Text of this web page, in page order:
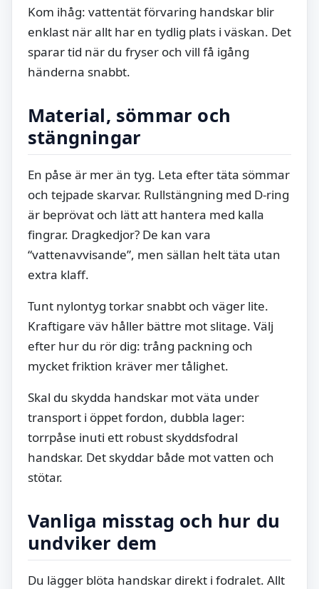
Kom ihåg: vattentät förvaring handskar blir
enklast när allt har en tydlig plats i väskan. Det
sparar tid när du fryser och vill få igång
händerna snabbt.
Material, sömmar och
stängningar
En påse är mer än tyg. Leta efter täta sömmar
och tejpade skarvar. Rullstängning med D-ring
är beprövat och lätt att hantera med kalla
fingrar. Dragkedjor? De kan vara
“vattenavvisande”, men sällan helt täta utan
extra klaff.
Tunt nylontyg torkar snabbt och väger lite.
Kraftigare väv håller bättre mot slitage. Välj
efter hur du rör dig: trång packning och
mycket friktion kräver mer tålighet.
Skal du skydda handskar mot väta under
transport i öppet fordon, dubbla lager:
torrpåse inuti ett robust skyddsfodral
handskar. Det skyddar både mot vatten och
stötar.
Vanliga misstag och hur du
undviker dem
Du lägger blöta handskar direkt i fodralet. Allt